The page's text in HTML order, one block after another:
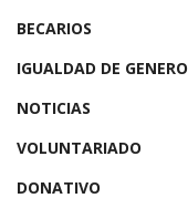
BECARIOS
IGUALDAD DE GENERO
NOTICIAS
VOLUNTARIADO
DONATIVO